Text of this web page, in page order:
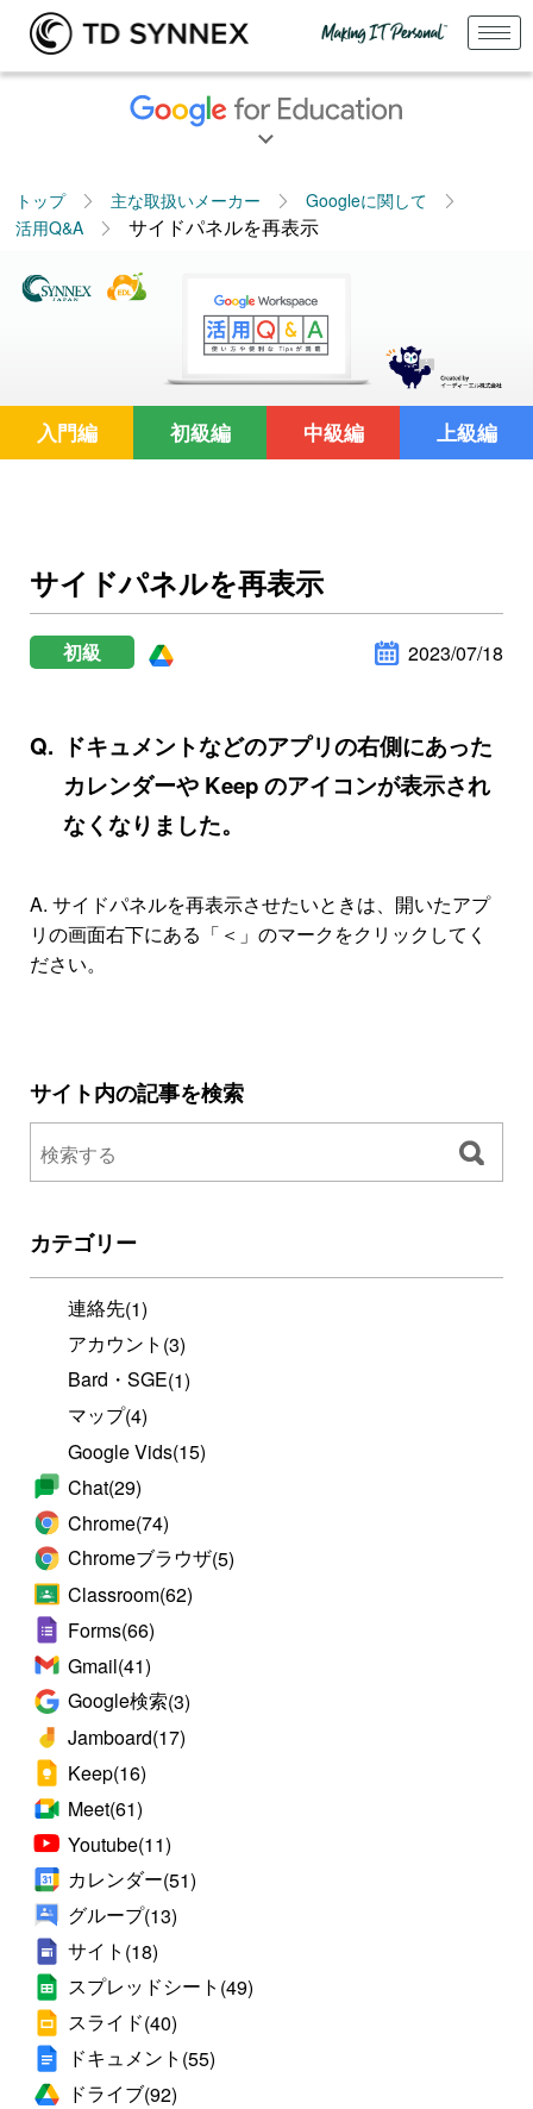
トップ 主な取扱いメーカー
Googleに関して
活用Q&A
サイドパネルを再表示
入門編 初級編 中級編 上級編
サイドパネルを再表示
初級 2023/07/18
ドキュメントなどのアプリの右側にあった
カレンダーや Keep のアイコンが表示され
なくなりました。
A. サイドパネルを再表示させたいときは、開いたアプ
リの画面右下にある「＜」のマークをクリックしてく
ださい。
サイト内の記事を検索
カテゴリー
連絡先(1)
アカウント (3)
Bard・SGE(1)
マップ(4)
Google Vids(15)
Chat(29)
Chrome(74)
Chromeブラウザ(5)
Classroom(62)
Forms(66)
Gmail(41)
Google検索(3)
Jamboard(17)
Keep(16)
Meet(61)
Youtube(11)
カレンダー(51)
グループ(13)
サイト (18)
スプレッドシート (49)
スライド(40)
ドキュメント (55)
ドライブ(92)